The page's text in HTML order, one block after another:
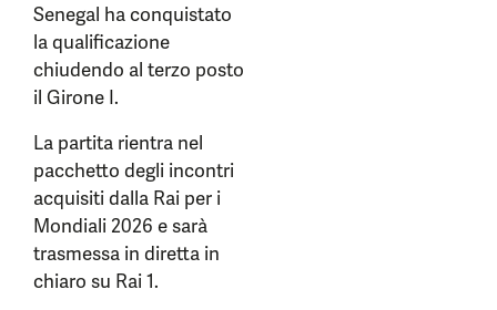
Senegal ha conquistato
la qualificazione
chiudendo al terzo posto
il Girone I.
La partita rientra nel
pacchetto degli incontri
acquisiti dalla Rai per i
Mondiali 2026 e sarà
trasmessa in diretta in
chiaro su Rai 1.